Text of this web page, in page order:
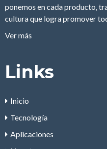
ponemos en cada producto,
cultura que logra promover
Ver más
Links
Inicio
Tecnología
Aplicaciones